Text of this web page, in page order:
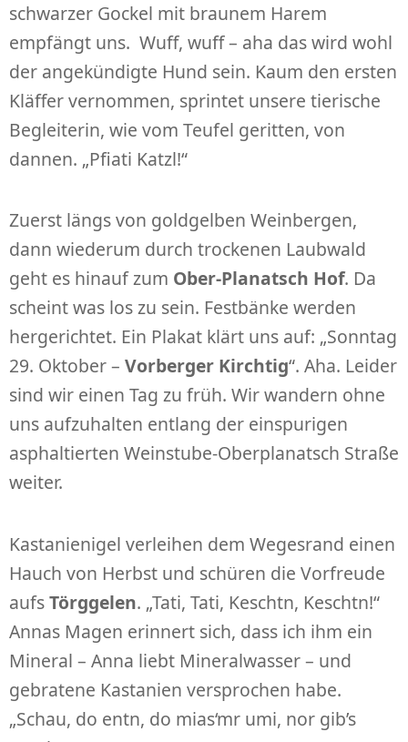
schwarzer Gockel mit braunem Harem
empfängt uns. Wuff, wuff – aha das wird wohl
der angekündigte Hund sein. Kaum den ersten
Kläffer vernommen, sprintet unsere tierische
Begleiterin, wie vom Teufel geritten, von
dannen. „Pfiati Katzl!“
Zuerst längs von goldgelben Weinbergen,
dann wiederum durch trockenen Laubwald
geht es hinauf zum Ober-Planatsch Hof. Da
scheint was los zu sein. Festbänke werden
hergerichtet. Ein Plakat klärt uns auf: „Sonntag
29. Oktober – Vorberger Kirchtig“. Aha. Leider
sind wir einen Tag zu früh. Wir wandern ohne
uns aufzuhalten entlang der einspurigen
asphaltierten Weinstube-Oberplanatsch Straße
weiter.
Kastanienigel verleihen dem Wegesrand einen
Hauch von Herbst und schüren die Vorfreude
aufsTörggelen. „Tati, Tati, Keschtn, Keschtn!“
Annas Magen erinnert sich, dass ich ihm ein
Mineral – Anna liebt Mineralwasser – und
gebratene Kastanien versprochen habe.
„Schau, do entn, do mias‘mr umi, nor gib’s